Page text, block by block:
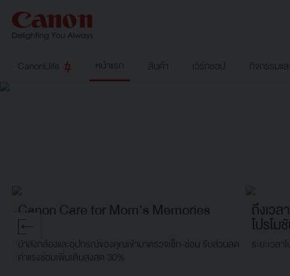
CanonLlife
หน้าแรก สินค้า เวิร์กชอป กิจกรรมแล
Canon Care for Mom’s Memories
นำส่งกล้องและอุปกรณ์ของคุณเข้ามาตรวจเช็ก-ซ่อม รับส่วนลด
ค่าแรงซ่อมเพิ่มเติมสูงสุด 30%
ถึงเว
โปรโ
ระยะเวล